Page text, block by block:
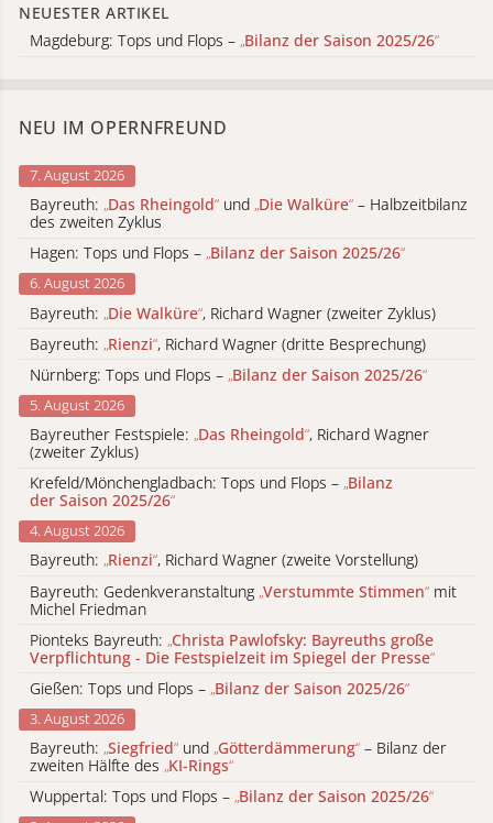
NEUESTER ARTIKEL
Magdeburg: Tops und Flops – „Bilanz der Saison 2025/26“
NEU IM OPERNFREUND
7. August 2026
Bayreuth: „Das Rheingold“ und „Die Walküre“ – Halbzeitbilanz
des zweiten Zyklus
Hagen: Tops und Flops – „Bilanz der Saison 2025/26“
6. August 2026
Bayreuth: „Die Walküre“, Richard Wagner (zweiter Zyklus)
Bayreuth: „Rienzi“, Richard Wagner (dritte Besprechung)
Nürnberg: Tops und Flops – „Bilanz der Saison 2025/26“
5. August 2026
Bayreuther Festspiele: „Das Rheingold“, Richard Wagner
(zweiter Zyklus)
Krefeld/Mönchengladbach: Tops und Flops – „Bilanz
der Saison 2025/26“
4. August 2026
Bayreuth: „Rienzi“, Richard Wagner (zweite Vorstellung)
Bayreuth: Gedenkveranstaltung „Verstummte Stimmen“ mit
Michel Friedman
Pionteks Bayreuth: „Christa Pawlofsky: Bayreuths große
Verpflichtung - Die Festspielzeit im Spiegel der Presse“
Gießen: Tops und Flops – „Bilanz der Saison 2025/26“
3. August 2026
Bayreuth: „Siegfried“ und „Götterdämmerung“ – Bilanz der
zweiten Hälfte des „KI-Rings“
Wuppertal: Tops und Flops – „Bilanz der Saison 2025/26“